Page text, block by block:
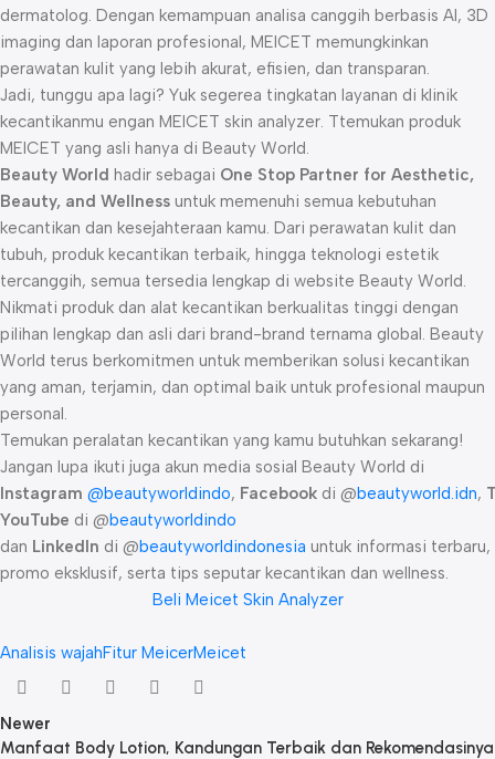
dermatolog. Dengan kemampuan analisa canggih berbasis AI, 3D
imaging dan laporan profesional, MEICET memungkinkan
perawatan kulit yang lebih akurat, efisien, dan transparan.
Jadi, tunggu apa lagi? Yuk segerea tingkatan layanan di klinik
kecantikanmu engan MEICET skin analyzer. Ttemukan produk
MEICET yang asli hanya di Beauty World.
Beauty World hadir sebagai One Stop Partner for Aesthetic,
Beauty, and Wellness untuk memenuhi semua kebutuhan
kecantikan dan kesejahteraan kamu. Dari perawatan kulit dan
tubuh, produk kecantikan terbaik, hingga teknologi estetik
tercanggih, semua tersedia lengkap di website Beauty World.
Nikmati produk dan alat kecantikan berkualitas tinggi dengan
pilihan lengkap dan asli dari brand-brand ternama global. Beauty
World terus berkomitmen untuk memberikan solusi kecantikan
yang aman, terjamin, dan optimal baik untuk profesional maupun
personal.
Temukan peralatan kecantikan yang kamu butuhkan sekarang!
Jangan lupa ikuti juga akun media sosial Beauty World di
Instagram @beautyworldindo, Facebook di @beautyworld.idn,
YouTube di @beautyworldindo
dan LinkedIn di @beautyworldindonesia untuk informasi terbaru,
promo eksklusif, serta tips seputar kecantikan dan wellness.
Beli Meicet Skin Analyzer
Analisis wajahFitur MeicerMeicet
Newer
Manfaat Body Lotion, Kandungan Terbaik dan Rekomendasinya